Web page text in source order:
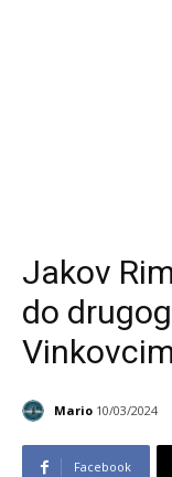
Jakov
do
Mario 10/03/2024
Facebook